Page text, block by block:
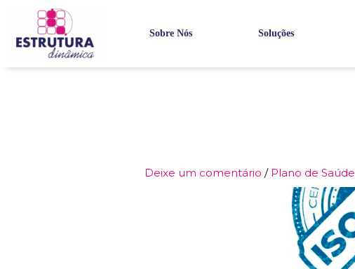
conteúdo
Sobre Nós Soluções
Deixe um comentário / Plano de Saúde